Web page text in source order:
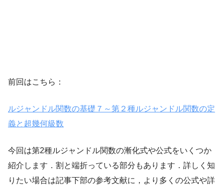
前回はこちら：
ルジャンドル関数の基礎７～第２種ルジャンドル関数の定
義と超幾何級数
今回は第2種ルジャンドル関数の漸化式や公式をいくつか
紹介します．割と端折っている部分もあります．詳しく知
りたい場合は記事下部の参考文献に，より多くの公式や詳